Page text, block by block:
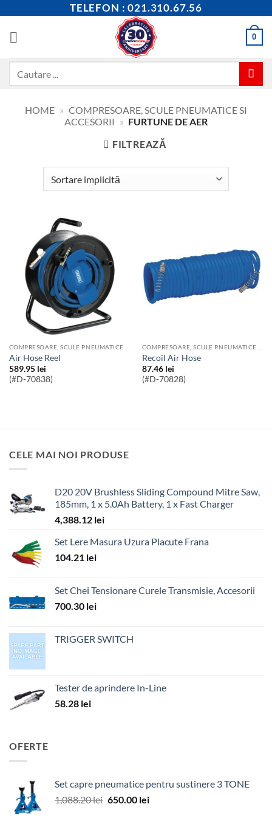
content
TELEFON : 021.310.67.56
0
HOME » COMPRESOARE, SCULE PNEUMATICE SI
ACCESORII » FURTUNE DE AER
FILTREAZĂ
Air Hose Reel
589.95 lei
(#D-70838)
Recoil Air Hose
87.46 lei
(#D-70828)
CELE MAI NOI PRODUSE
D20 20V Brushless Sliding Compound Mitre Saw,
185mm, 1 x 5.0Ah Battery, 1 x Fast Charger
4,388.12 lei
Set Lere Masura Uzura Placute Frana
104.21 lei
Set Chei Tensionare Curele Transmisie, Accesorii
700.30 lei
TRIGGER SWITCH
Tester de aprindere In-Line
58.28 lei
OFERTE
Set capre pneumatice pentru sustinere 3 TONE
1,088.20lei Prețul
650.00 leiPrețul